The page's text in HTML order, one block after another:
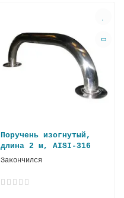
Поручень изогнутый,
длина 2 м, AISI-316
Закончился